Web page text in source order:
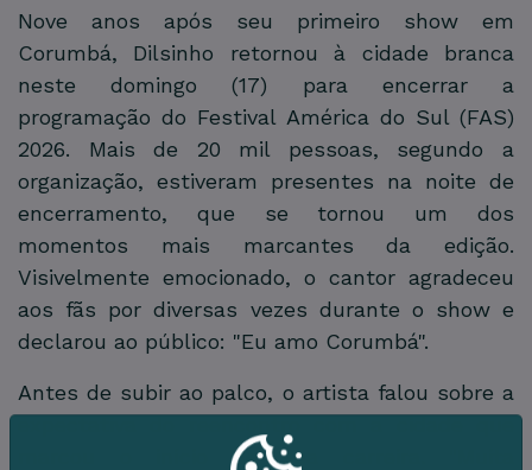
Nove anos após seu primeiro show em
Corumbá, Dilsinho retornou à cidade branca
neste domingo (17) para encerrar a
programação do Festival América do Sul (FAS)
2026. Mais de 20 mil pessoas, segundo a
organização, estiveram presentes na noite de
encerramento, que se tornou um dos
momentos mais marcantes da edição.
Visivelmente emocionado, o cantor agradeceu
aos fãs por diversas vezes durante o show e
declarou ao público: "Eu amo Corumbá".
Antes de subir ao palco, o artista falou sobre a
expectativa do reencontro com a cidade que
marcou o início de sua carreira. "Muita